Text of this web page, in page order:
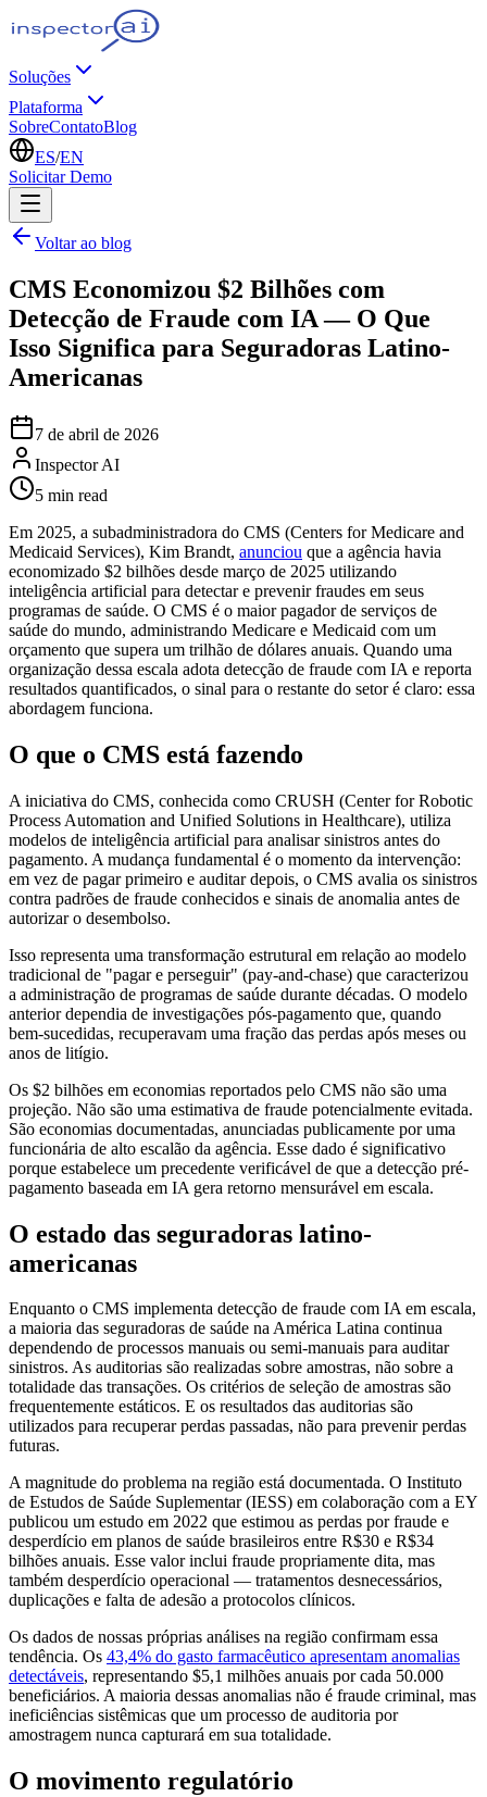
Soluções
Plataforma
SobreContatoBlog
ES/EN
Solicitar Demo
Voltar ao blog
CMS Economizou $2 Bilhões com
Detecção de Fraude com IA — O Que
Isso Significa para Seguradoras Latino-
Americanas
7 de abril de 2026
Inspector AI
5 min read
Em 2025, a subadministradora do CMS (Centers for Medicare and
Medicaid Services), Kim Brandt, anunciou que a agência havia
economizado $2 bilhões desde março de 2025 utilizando
inteligência artificial para detectar e prevenir fraudes em seus
programas de saúde. O CMS é o maior pagador de serviços de
saúde do mundo, administrando Medicare e Medicaid com um
orçamento que supera um trilhão de dólares anuais. Quando uma
organização dessa escala adota detecção de fraude com IA e reporta
resultados quantificados, o sinal para o restante do setor é claro: essa
abordagem funciona.
O que o CMS está fazendo
A iniciativa do CMS, conhecida como CRUSH (Center for Robotic
Process Automation and Unified Solutions in Healthcare), utiliza
modelos de inteligência artificial para analisar sinistros antes do
pagamento. A mudança fundamental é o momento da intervenção:
em vez de pagar primeiro e auditar depois, o CMS avalia os sinistros
contra padrões de fraude conhecidos e sinais de anomalia antes de
autorizar o desembolso.
Isso representa uma transformação estrutural em relação ao modelo
tradicional de "pagar e perseguir" (pay-and-chase) que caracterizou
a administração de programas de saúde durante décadas. O modelo
anterior dependia de investigações pós-pagamento que, quando
bem-sucedidas, recuperavam uma fração das perdas após meses ou
anos de litígio.
Os $2 bilhões em economias reportados pelo CMS não são uma
projeção. Não são uma estimativa de fraude potencialmente evitada.
São economias documentadas, anunciadas publicamente por uma
funcionária de alto escalão da agência. Esse dado é significativo
porque estabelece um precedente verificável de que a detecção pré-
pagamento baseada em IA gera retorno mensurável em escala.
O estado das seguradoras latino-
americanas
Enquanto o CMS implementa detecção de fraude com IA em escala,
a maioria das seguradoras de saúde na América Latina continua
dependendo de processos manuais ou semi-manuais para auditar
sinistros. As auditorias são realizadas sobre amostras, não sobre a
totalidade das transações. Os critérios de seleção de amostras são
frequentemente estáticos. E os resultados das auditorias são
utilizados para recuperar perdas passadas, não para prevenir perdas
futuras.
A magnitude do problema na região está documentada. O Instituto
de Estudos de Saúde Suplementar (IESS) em colaboração com a EY
publicou um estudo em 2022 que estimou as perdas por fraude e
desperdício em planos de saúde brasileiros entre R$30 e R$34
bilhões anuais. Esse valor inclui fraude propriamente dita, mas
também desperdício operacional — tratamentos desnecessários,
duplicações e falta de adesão a protocolos clínicos.
Os dados de nossas próprias análises na região confirmam essa
tendência. Os 43,4% do gasto farmacêutico apresentam anomalias
detectáveis, representando $5,1 milhões anuais por cada 50.000
beneficiários. A maioria dessas anomalias não é fraude criminal, mas
ineficiências sistêmicas que um processo de auditoria por
amostragem nunca capturará em sua totalidade.
O movimento regulatório